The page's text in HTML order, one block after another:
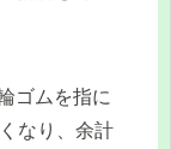
ゴムを指に
なり、余計